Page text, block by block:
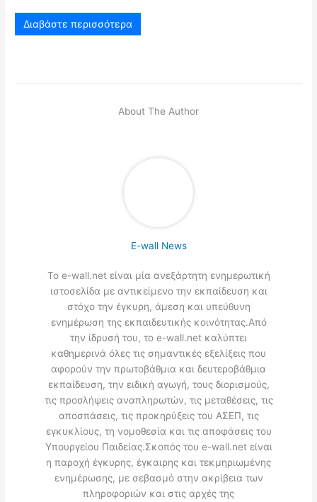
Διαβάστε περισσότερα
About The Author
E-wall News
Το e-wall.net είναι μία ανεξάρτητη ενημερωτική
ιστοσελίδα με αντικείμενο την εκπαίδευση και
στόχο την έγκυρη, άμεση και υπεύθυνη
ενημέρωση της εκπαιδευτικής κοινότητας.Από
την ίδρυσή του, το e-wall.net καλύπτει
καθημερινά όλες τις σημαντικές εξελίξεις που
αφορούν την πρωτοβάθμια και δευτεροβάθμια
εκπαίδευση, την ειδική αγωγή, τους διορισμούς,
τις προσλήψεις αναπληρωτών, τις μεταθέσεις, τις
αποσπάσεις, τις προκηρύξεις του ΑΣΕΠ, τις
εγκυκλίους, τη νομοθεσία και τις αποφάσεις του
Υπουργείου Παιδείας.Σκοπός του e-wall.net είναι
η παροχή έγκυρης, έγκαιρης και τεκμηριωμένης
ενημέρωσης, με σεβασμό στην ακρίβεια των
πληροφοριών και στις αρχές της